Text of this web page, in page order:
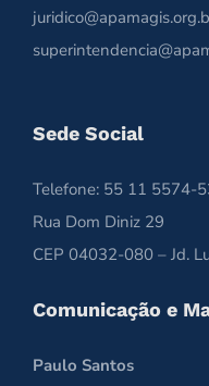
Sede Social
Telefone: 55 11 5574-
Rua Dom Diniz 29
CEP 04032-080 – Jd.
Comunicação e
Paulo Santos